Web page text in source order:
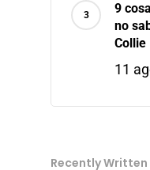
9
no
Collie
11
Recently Written